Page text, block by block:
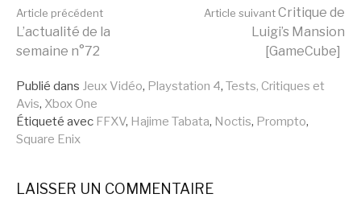
Lire
la
suite
Article précédent
L’actualité de la
semaine n°72
Article suivantCritique de
Luigi’s Mansion
[GameCube]
Publié dans Jeux Vidéo, Playstation 4, Tests, Critiques et
Avis, Xbox One
Étiqueté avec FFXV, Hajime Tabata, Noctis, Prompto,
Square Enix
LAISSER UN COMMENTAIRE